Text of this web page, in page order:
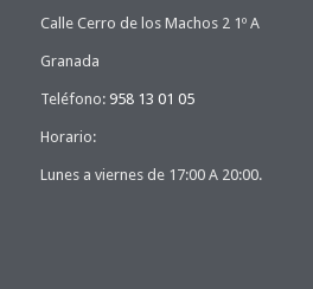
Calle Cerro de los Machos 2 1º A
Granada
Teléfono: 958 13 01 05
Horario:
Lunes a viernes de 17:00 A 20:00.